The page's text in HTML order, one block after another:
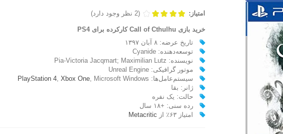
امتیاز: (2 نظر وجود دارد)
خرید بازی Call of Cthulhu کارکرده برای PS4
تاریخ عرضه: ۸ آبان ۱۳۹۷
توسعه‌دهنده: Cyanide
نویسنده: Pia-Victoria Jacqmart; Maximilian Lutz
موتور گرافیکی: Unreal Engine
سیستم‌عامل‌ها:
PlayStation 4 ,Xbox One , Microsoft Windows
ژانر: بقا
حالت:‌ یک نفره
رده سنی: +۱۸ سال
امتیاز ۶۳٪ از
Metacritic